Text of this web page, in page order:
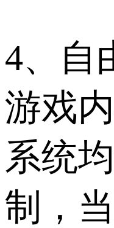
4、自
游戏
系统
制，